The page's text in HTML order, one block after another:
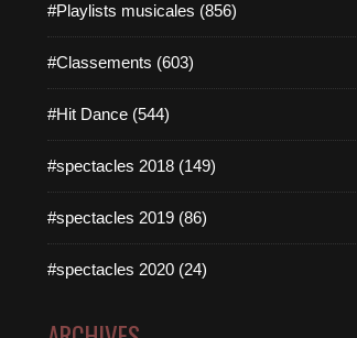
#Playlists musicales (856)
#Classements (603)
#Hit Dance (544)
#spectacles 2018 (149)
#spectacles 2019 (86)
#spectacles 2020 (24)